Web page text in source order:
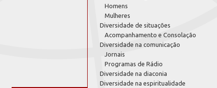
Homens
Mulheres
Diversidade de situações
Acompanhamento e Consolação
Diversidade na comunicação
Jornais
Programas de Rádio
Diversidade na diaconia
Diversidade na espiritualidade